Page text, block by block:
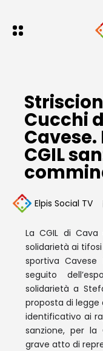
Cucchi
CGIL
Elpis Social TV
La CGIL di
solidarietà ai
sportiva Cavese
seguito
solidarietà a
proposta di legge
identificativo ai
sanzione, per
grave atto di